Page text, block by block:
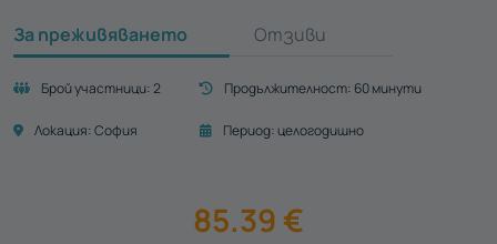
За преживяването Отзиви
Брой участници:2 Продължителност: 60 минути
Локация:София Период:целогодишно
85.39 €